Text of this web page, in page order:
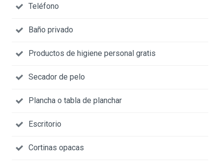
Teléfono
Baño privado
Productos de higiene personal gratis
Secador de pelo
Plancha o tabla de planchar
Escritorio
Cortinas opacas